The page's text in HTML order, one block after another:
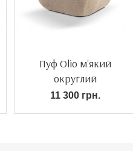
Пуф Olio м'який
округлий
11 300 грн.